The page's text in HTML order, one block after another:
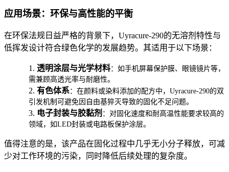
应用场景：环保与高性能的平衡
在环保法规日益严格的背景下， Uyracure-290的无溶剂特性与
低挥发设计符合绿色化学的发展趋势。其适用于以下场景：
1. 透明涂层与光学材料：如手机屏幕保护膜、眼镜镜片等，
需兼顾高透光率与耐磨性。
2. 有色体系：在颜料或染料添加的配方中， Uyracure-290的双
引发机制可避免因自由基猝灭导致的固化不足问题。
3. 电子封装与胶黏剂 ：对固化速度和耐高温性能要求较高的
领域，如LED封装或电路板保护涂层。
值得注意的是，该产品在固化过程中几乎无小分子释放，可减
少对工作环境的污染，同时降低后续处理的复杂度。